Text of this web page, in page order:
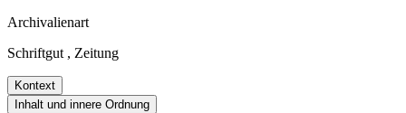
Archivalienart
Schriftgut , Zeitung
Kontext
Inhalt und innere Ordnung